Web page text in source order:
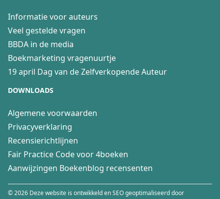
Informatie voor auteurs
Veel gestelde vragen
BBDA in de media
Boekmarketing vragenuurtje
19 april Dag van de Zelfverkopende Auteur
DOWNLOADS
Algemene voorwaarden
Privacyverklaring
Recensierichtlijnen
Fair Practice Code voor 4boeken
Aanwijzingen Boekenblog recensenten
© 2026 Deze website is ontwikkeld en SEO geoptimaliseerd door